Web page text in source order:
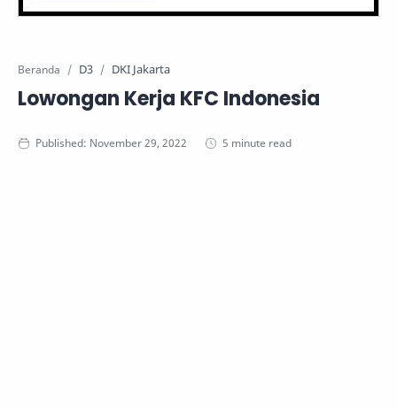
Beranda D3 DKI Jakarta
Lowongan Kerja KFC Indonesia
5 minute read